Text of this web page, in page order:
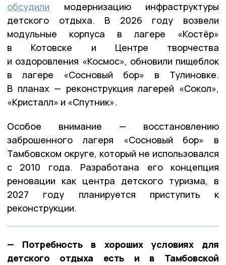
обсудили модернизацию инфраструктуры
детского отдыха. В 2026 году возвели
модульные корпуса в лагере «Костёр»
в Котовске и Центре творчества
и оздоровления «Космос», обновили пищеблок
в лагере «Сосновый бор» в Тулиновке.
В планах — реконструкция лагерей «Сокол»,
«Кристалл» и «Спутник».
Особое внимание — восстановлению
заброшенного лагеря «Сосновый бор» в
Тамбовском округе, который не использовался
с 2010 года. Разработана его концепция
реновации как центра детского туризма, в
2027 году планируется приступить к
реконструкции.
— Потребность в хороших условиях для
детского отдыха есть и в Тамбовской